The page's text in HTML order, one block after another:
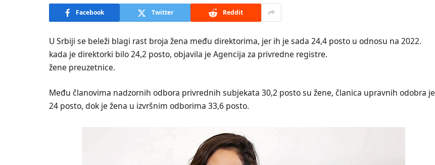
Facebook Twitter Reddit
U Srbiji se beleži blagi rast broja žena među direktorima, jer ih je sada 24,4 posto u odnosu na 2022.
kada je direktorki bilo 24,2 posto, objavila je Agencija za privredne registre.
žene preuzetnice.
Među članovima nadzornih odbora privrednih subjekata 30,2 posto su žene, članica upravnih odobra je
24 posto, dok je žena u izvršnim odborima 33,6 posto.